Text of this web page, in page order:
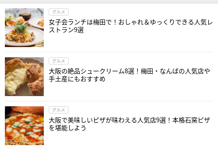
グルメ
女子会ランチは梅田で！おしゃれ＆ゆっくりできる人気レ
ストラン9選
グルメ
大阪の絶品シュークリーム8選！梅田・なんばの人気店や
手土産にもおすすめ
グルメ
大阪で美味しいピザが味わえる人気店9選！本格石窯ピザ
を堪能しよう